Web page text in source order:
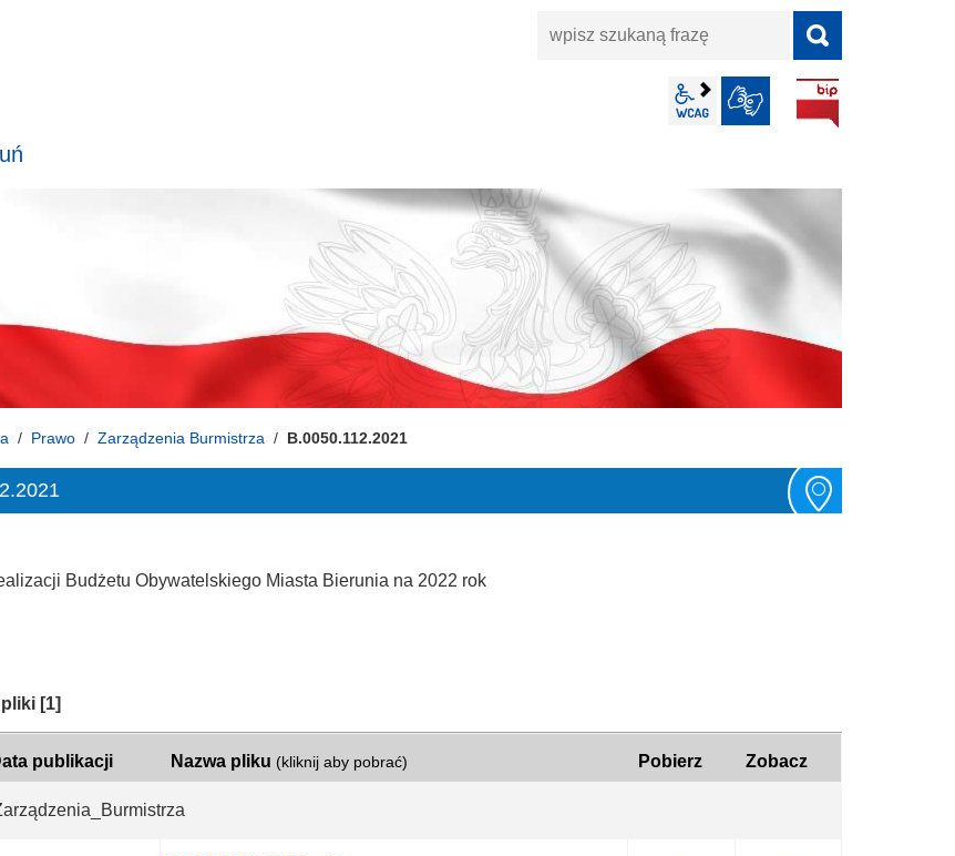
wpisz
wcag2.1
Prawo Zarządzenia Burmistrza B.0050.112.2021
Budżetu Obywatelskiego Miasta Bierunia na 2022 rok
pliki [1]
publikacji Nazwa pliku (kliknij aby pobrać) Pobierz Zobacz